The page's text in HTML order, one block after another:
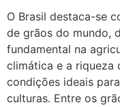
O Brasil destaca-se
de grãos do mundo,
fundamental na
climática e a riqueza
condições ideais
culturas. Entre os